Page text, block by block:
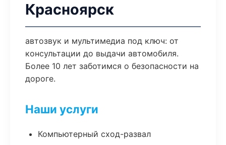
Красноярск
автозвук и мультимедиа под ключ: от
консультации до выдачи автомобиля.
Более 10 лет заботимся о безопасности на
дороге.
Наши услуги
Компьютерный сход-развал